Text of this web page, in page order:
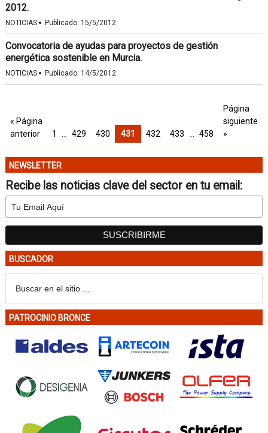
2012.
NOTICIAS · Publicado: 15/5/2012
Convocatoria de ayudas para proyectos de gestión
energética sostenible en Murcia.
NOTICIAS · Publicado: 14/5/2012
« Página
anterior
1 429 430 431 432 433 458
Página
siguiente
»
NEWSLETTER
Recibe las noticias clave del sector en tu email:
BUSCADOR
PATROCINIO BRONCE